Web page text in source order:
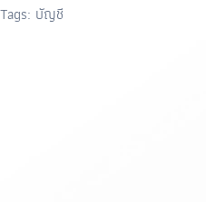
Tags: บัญชี